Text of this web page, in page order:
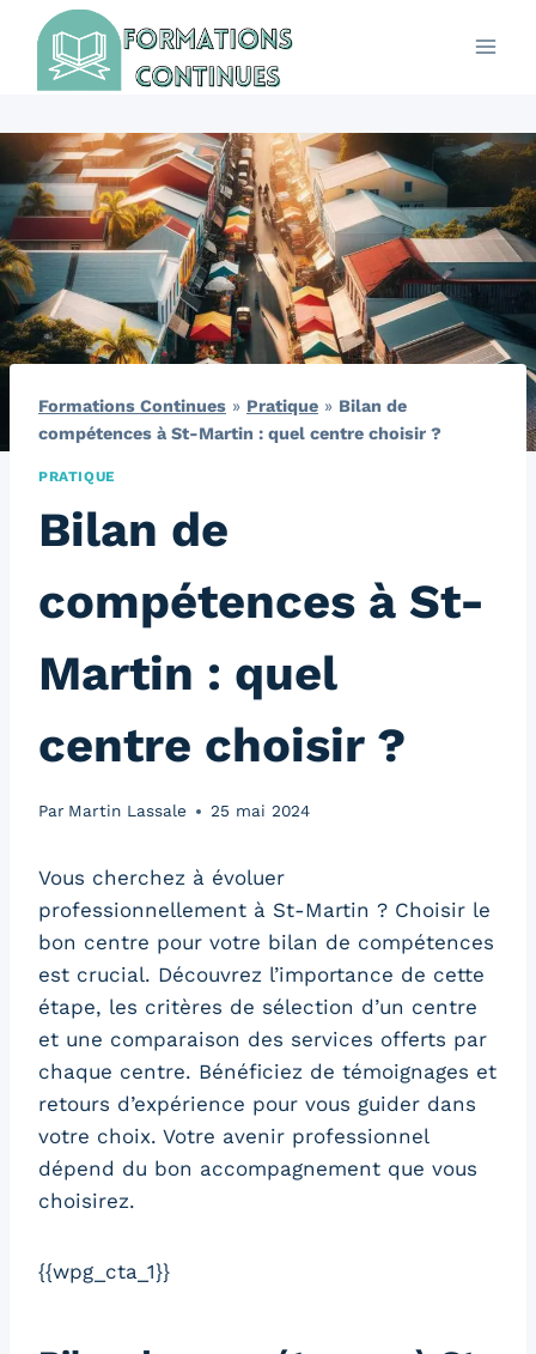
contenu
Formations Continues » Pratique » Bilan de
compétences à St-Martin : quel centre choisir ?
PRATIQUE
Bilan de
compétences à St-
Martin : quel
centre choisir ?
Par Martin Lassale 25 mai 2024
Vous cherchez à évoluer
professionnellement à St-Martin ? Choisir le
bon centre pour votre bilan de compétences
est crucial. Découvrez l’importance de cette
étape, les critères de sélection d’un centre
et une comparaison des services offerts par
chaque centre. Bénéficiez de témoignages et
retours d’expérience pour vous guider dans
votre choix. Votre avenir professionnel
dépend du bon accompagnement que vous
choisirez.
{{wpg_cta_1}}